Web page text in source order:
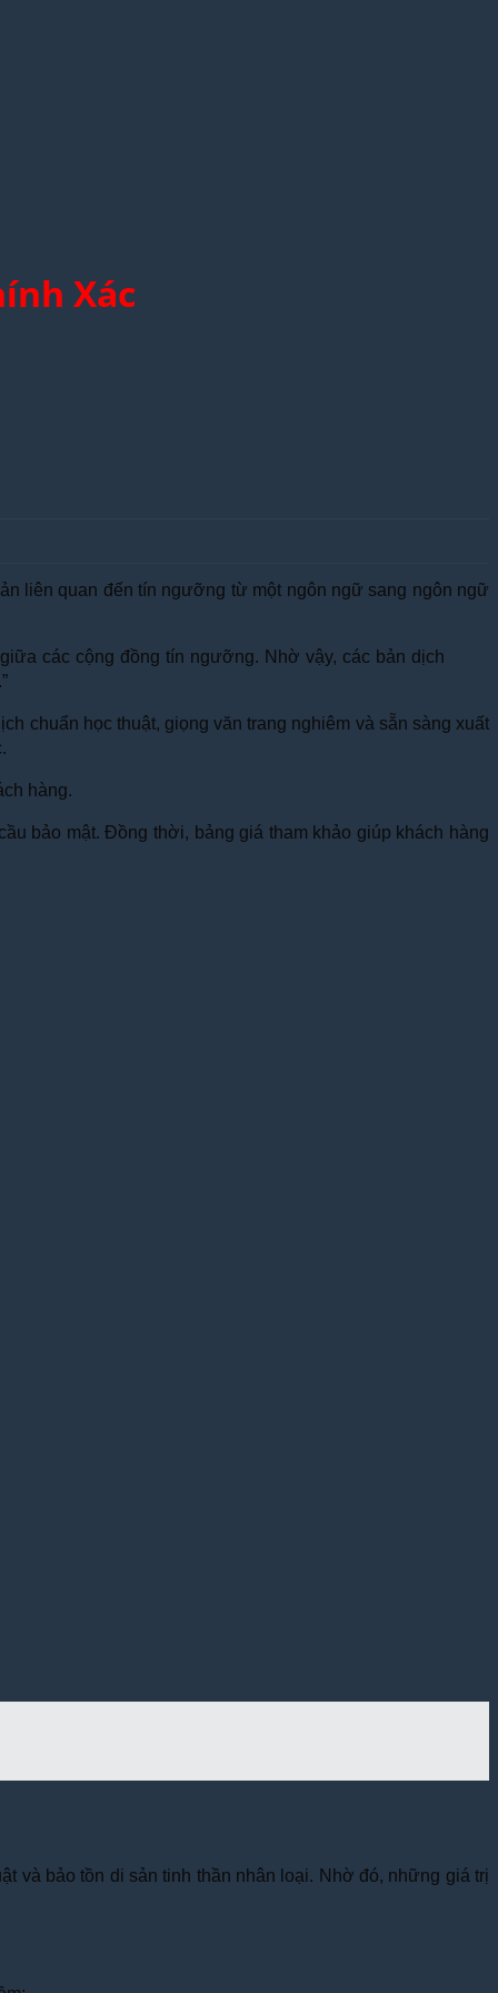
Xác
liên quan đến tín ngưỡng từ một ngôn ngữ sang ngôn ngữ
các cộng đồng tín ngưỡng. Nhờ vậy, các bản dịch
chuẩn học thuật, giọng văn trang nghiêm và sẵn sàng xuất
hàng.
bảo mật. Đồng thời, bảng giá tham khảo giúp khách hàng
và bảo tồn di sản tinh thần nhân loại. Nhờ đó, những giá trị